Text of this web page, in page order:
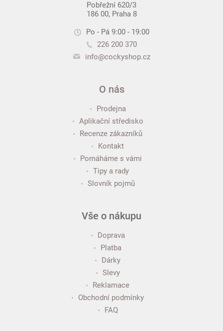
Pobřežní 620/3
186 00, Praha 8
Po - Pá 9:00 - 19:00
226 200 370
info@cockyshop.cz
O nás
Prodejna
Aplikační středisko
Recenze zákazníků
Kontakt
Pomáháme s vámi
Tipy a rady
Slovník pojmů
Vše o nákupu
Doprava
Platba
Dárky
Slevy
Reklamace
Obchodní podmínky
FAQ